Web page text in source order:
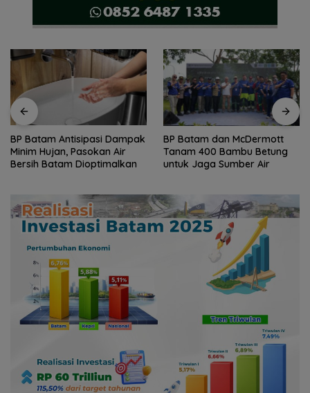
BP Batam dan McDermott
Tanam 400 Bambu Betung
untuk Jaga Sumber Air
HAN 2026, Amsakar-Li
Claudia Lindungi dan Bangun
Masa Depan Anak-Anak